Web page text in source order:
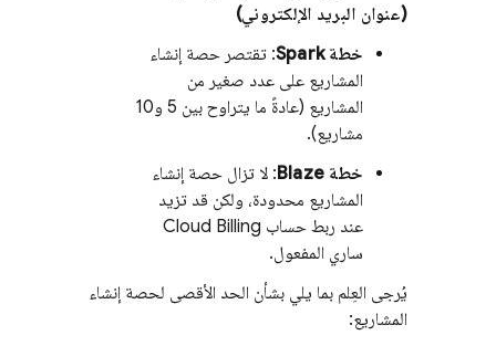
(عنوان البريد الإلكتروني)
خطة Spark
: تقتصر حصة إنشاء
المشاريع على عدد صغير من
المشاريع (عادةً ما يتراوح بين 5 و10
مشاريع).
خطة Blaze
: لا تزال حصة إنشاء
المشاريع محدودة، ولكن قد تزيد
عند ربط حساب Cloud Billing
ساري المفعول.
يُرجى العِلم بما يلي بشأن الحد الأقصى لحصة إنشاء
المشاريع: